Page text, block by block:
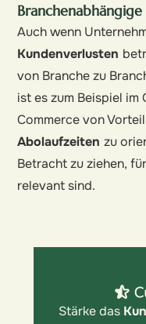
Auch wenn
Kundenverlusten
von Branche zu
ist es zum Beispiel
Commerce von
Abolaufzeitenzu
Betracht zu ziehen,
relevant sind.
Stärke das